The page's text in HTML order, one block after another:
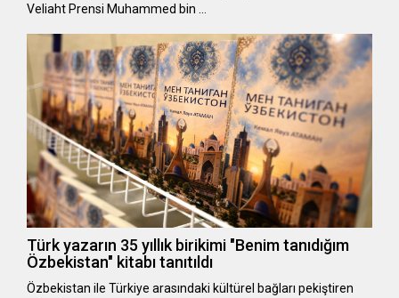
Veliaht Prensi Muhammed bin …
Türk yazarın 35 yıllık birikimi "Benim tanıdığım
Özbekistan" kitabı tanıtıldı
Özbekistan ile Türkiye arasındaki kültürel bağları pekiştiren